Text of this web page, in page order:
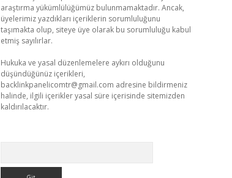
araştırma yükümlülüğümüz bulunmamaktadır. Ancak,
üyelerimiz yazdıkları içeriklerin sorumluluğunu
taşımakta olup, siteye üye olarak bu sorumluluğu kabul
etmiş sayılırlar.
Hukuka ve yasal düzenlemelere aykırı olduğunu
düşündüğünüz içerikleri,
backlinkpanelicomtr@gmail.com adresine bildirmeniz
halinde, ilgili içerikler yasal süre içerisinde sitemizden
kaldırılacaktır.